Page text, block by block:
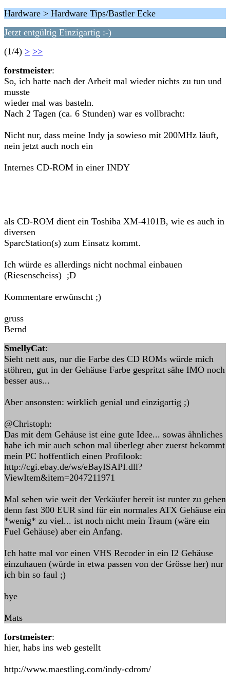
Hardware > Hardware Tips/Bastler Ecke
Jetzt entgültig Einzigartig :-)
(1/4) > >>
forstmeister:
So, ich hatte nach der Arbeit mal wieder nichts zu tun und
musste
wieder mal was basteln.
Nach 2 Tagen (ca. 6 Stunden) war es vollbracht:
Nicht nur, dass meine Indy ja sowieso mit 200MHz läuft,
nein jetzt auch noch ein
Internes CD-ROM in einer INDY
als CD-ROM dient ein Toshiba XM-4101B, wie es auch in
diversen
SparcStation(s) zum Einsatz kommt.
Ich würde es allerdings nicht nochmal einbauen
(Riesenscheiss) ;D
Kommentare erwünscht ;)
gruss
Bernd
SmellyCat:
Sieht nett aus, nur die Farbe des CD ROMs würde mich
stöhren, gut in der Gehäuse Farbe gespritzt sähe IMO noch
besser aus...
Aber ansonsten: wirklich genial und einzigartig ;)
@Christoph:
Das mit dem Gehäuse ist eine gute Idee... sowas ähnliches
habe ich mir auch schon mal überlegt aber zuerst bekommt
mein PC hoffentlich einen Profilook:
http://cgi.ebay.de/ws/eBayISAPI.dll?
ViewItem&item=2047211971
Mal sehen wie weit der Verkäufer bereit ist runter zu gehen
denn fast 300 EUR sind für ein normales ATX Gehäuse ein
*wenig* zu viel... ist noch nicht mein Traum (wäre ein
Fuel Gehäuse) aber ein Anfang.
Ich hatte mal vor einen VHS Recoder in ein I2 Gehäuse
einzuhauen (würde in etwa passen von der Grösse her) nur
ich bin so faul ;)
bye
Mats
forstmeister:
hier, habs ins web gestellt
http://www.maestling.com/indy-cdrom/